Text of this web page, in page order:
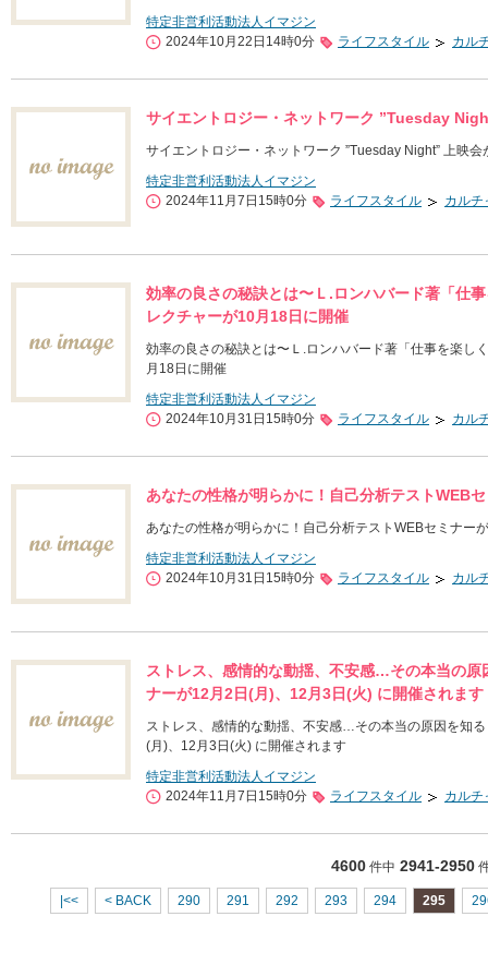
特定非営利活動法人イマジン
2024年10月22日14時0分
ライフスタイル カル
サイエントロジー・ネットワーク ”Tuesday
サイエントロジー・ネットワーク ”Tuesday Night” 上映
特定非営利活動法人イマジン
2024年11月7日15時0分
ライフスタイル カルチ
効率の良さの秘訣とは〜Ｌ.ロンハバード著「仕
レクチャーが10月18日に開催
効率の良さの秘訣とは〜Ｌ.ロンハバード著「仕事を楽し
月18日に開催
特定非営利活動法人イマジン
2024年10月31日15時0分
ライフスタイル カル
あなたの性格が明らかに！自己分析テストWEB
あなたの性格が明らかに！自己分析テストWEBセミナー
特定非営利活動法人イマジン
2024年10月31日15時0分
ライフスタイル カル
ストレス、感情的な動揺、不安感…その本当の
ナーが12月2日(月)、12月3日(火) に開催されます
ストレス、感情的な動揺、不安感…その本当の原因を知
(月)、12月3日(火) に開催されます
特定非営利活動法人イマジン
2024年11月7日15時0分
ライフスタイル カルチ
4600件中 2941-2950
|<< < BACK 290 291 292 293 294 295